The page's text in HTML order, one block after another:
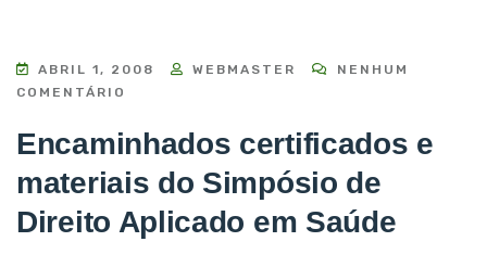
ABRIL 1, 2008 WEBMASTER
NENHUM
COMENTÁRIO
Encaminhados certificados e
materiais do Simpósio de
Direito Aplicado em Saúde